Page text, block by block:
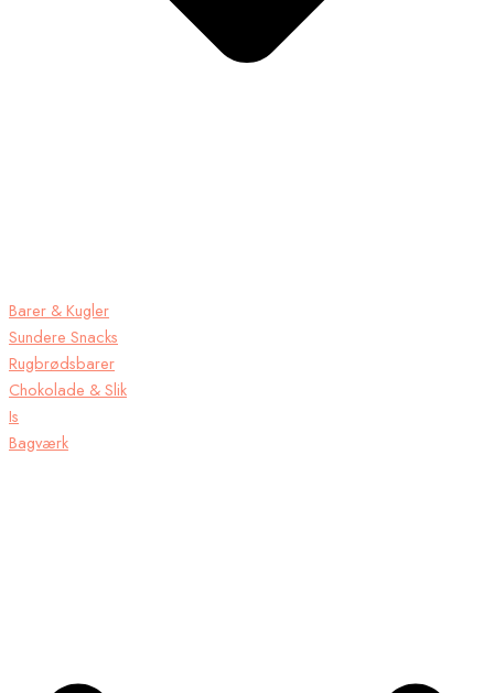
Barer & Kugler
Sundere Snacks
Rugbrødsbarer
Chokolade & Slik
Is
Bagværk